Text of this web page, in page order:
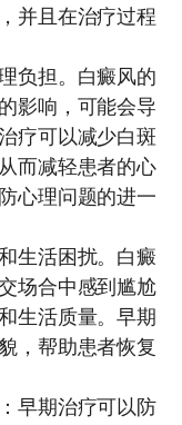
并且在治疗过程
负担。白癜风的
影响，可能会导
疗可以减少白斑
而减轻患者的心
心理问题的进一
生活困扰。白癜
场合中感到尴尬
生活质量。早期
，帮助患者恢复
早期治疗可以防